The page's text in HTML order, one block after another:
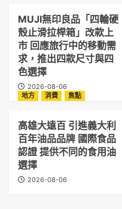
MUJI無印良品「四輪硬
殼止滑拉桿箱」改款上
市 回應旅行中的移動需
求，推出四款尺寸與四
色選擇
2026-08-06
地方
消費 焦點
高雄大遠百 引進義大利
百年油品品牌 國際食品
認證 提供不同的食用油
選擇
2026-08-06